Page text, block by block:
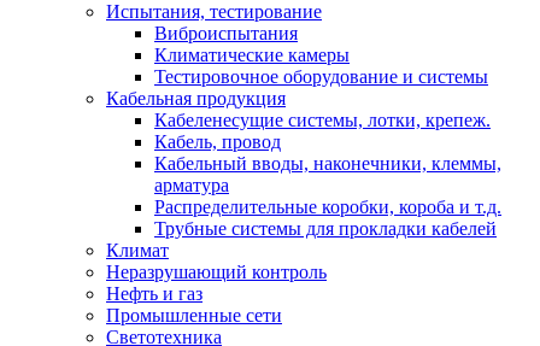
Испытания, тестирование
Виброиспытания
Климатические камеры
Тестировочное оборудование и системы
Кабельная продукция
Кабеленесущие системы, лотки, крепеж.
Кабель, провод
Кабельный вводы, наконечники, клеммы,
арматура
Распределительные коробки, короба и т.д.
Трубные системы для прокладки кабелей
Климат
Неразрушающий контроль
Нефть и газ
Промышленные сети
Светотехника